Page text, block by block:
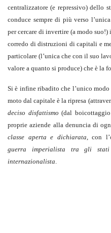
centralizzatore (e repressivo) dello
conduce sempre di più verso
per cercare di invertire (a modo
corredo di distruzioni di capitali e
particolare (l’unica che con il suo
valore a quanto si produce) che è la
Si è infine ribadito che l’unico
moto dal capitale è la ripresa
deciso disfattismo (dal
proprie aziende alla denuncia di
classe aperta e dichiarata, con
guerra imperialista tra gli
internazionalista.